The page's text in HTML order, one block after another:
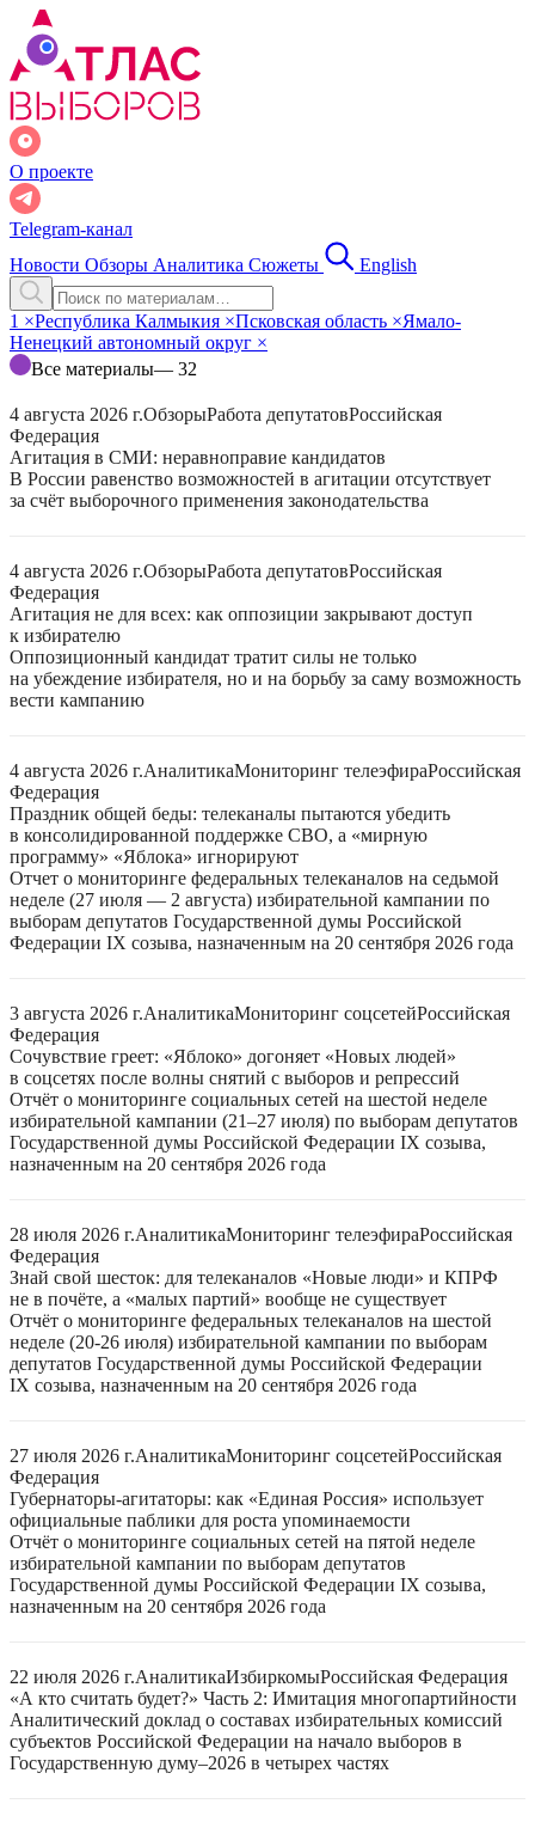
О проекте
Telegram-канал
Новости Обзоры Аналитика Сюжеты English
1 ×Республика Калмыкия ×Псковская область ×Ямало-
Ненецкий автономный округ ×
Все материалы— 32
4 августа 2026 г.ОбзорыРабота депутатовРоссийская
Федерация
Агитация в СМИ: неравноправие кандидатов
В России равенство возможностей в агитации отсутствует
за счёт выборочного применения законодательства
4 августа 2026 г.ОбзорыРабота депутатовРоссийская
Федерация
Агитация не для всех: как оппозиции закрывают доступ
к избирателю
Оппозиционный кандидат тратит силы не только
на убеждение избирателя, но и на борьбу за саму возможность
вести кампанию
4 августа 2026 г.АналитикаМониторинг телеэфираРоссийская
Федерация
Праздник общей беды: телеканалы пытаются убедить
в консолидированной поддержке СВО, а «мирную
программу» «Яблока» игнорируют
Отчет о мониторинге федеральных телеканалов на седьмой
неделе (27 июля — 2 августа) избирательной кампании по
выборам депутатов Государственной думы Российской
Федерации IX созыва, назначенным на 20 сентября 2026 года
3 августа 2026 г.АналитикаМониторинг соцсетейРоссийская
Федерация
Сочувствие греет: «Яблоко» догоняет «Новых людей»
в соцсетях после волны снятий с выборов и репрессий
Отчёт о мониторинге социальных сетей на шестой неделе
избирательной кампании (21–27 июля) по выборам депутатов
Государственной думы Российской Федерации IX созыва,
назначенным на 20 сентября 2026 года
28 июля 2026 г.АналитикаМониторинг телеэфираРоссийская
Федерация
Знай свой шесток: для телеканалов «Новые люди» и КПРФ
не в почёте, а «малых партий» вообще не существует
Отчёт о мониторинге федеральных телеканалов на шестой
неделе (20-26 июля) избирательной кампании по выборам
депутатов Государственной думы Российской Федерации
IX созыва, назначенным на 20 сентября 2026 года
27 июля 2026 г.АналитикаМониторинг соцсетейРоссийская
Федерация
Губернаторы-агитаторы: как «Единая Россия» использует
официальные паблики для роста упоминаемости
Отчёт о мониторинге социальных сетей на пятой неделе
избирательной кампании по выборам депутатов
Государственной думы Российской Федерации IX созыва,
назначенным на 20 сентября 2026 года
22 июля 2026 г.АналитикаИзбиркомыРоссийская Федерация
«А кто считать будет?» Часть 2: Имитация многопартийности
Аналитический доклад о составах избирательных комиссий
субъектов Российской Федерации на начало выборов в
Государственную думу–2026 в четырех частях